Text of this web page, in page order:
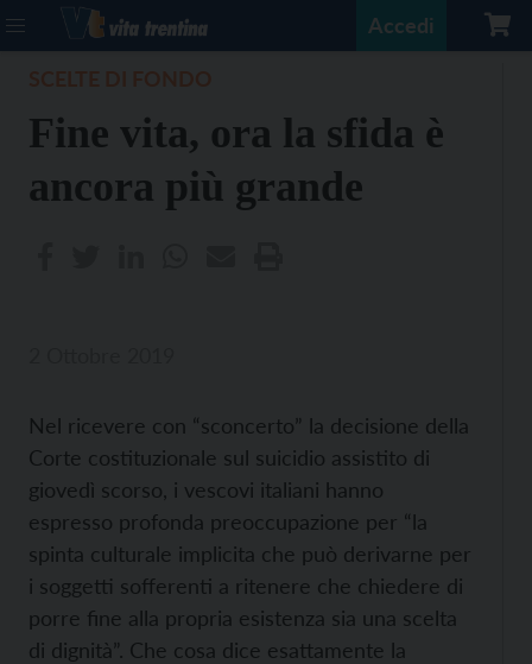
Accedi
Fine vita, ora la sfida è
ancora più grande
Nel ricevere con “sconcerto” la decisione della
Corte costituzionale sul suicidio assistito di
giovedì scorso, i vescovi italiani hanno
espresso profonda preoccupazione per “la
spinta culturale implicita che può derivarne per
i soggetti sofferenti a ritenere che chiedere di
porre fine alla propria esistenza sia una scelta
di dignità”. Che cosa dice esattamente la